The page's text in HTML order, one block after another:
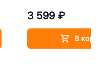
3 599 ₽
В